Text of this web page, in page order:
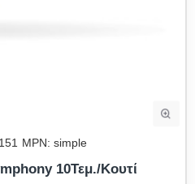
MPN: simple
10Τεμ./Κουτί